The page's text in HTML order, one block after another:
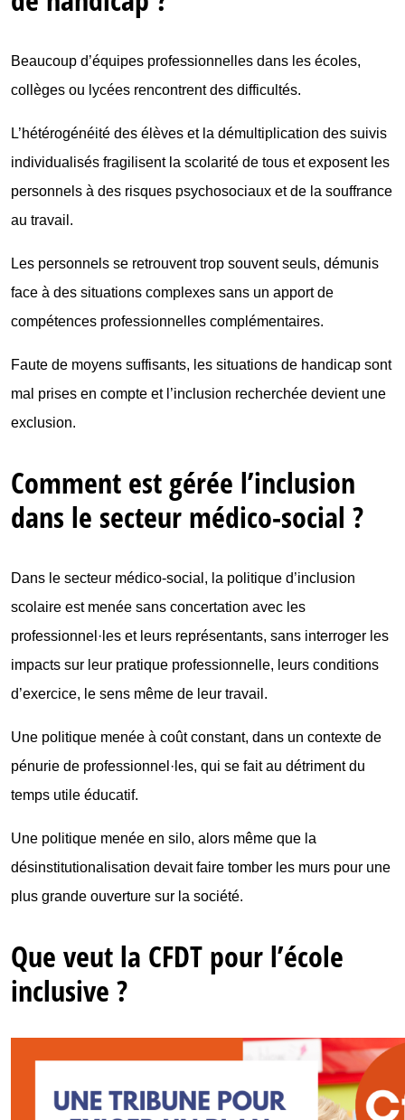
Beaucoup d’équipes professionnelles dans les écoles,
collèges ou lycées rencontrent des difficultés.
L’hétérogénéité des élèves et la démultiplication des suivis
individualisés fragilisent la scolarité de tous et exposent les
personnels à des risques psychosociaux et de la souffrance
au travail.
Les personnels se retrouvent trop souvent seuls, démunis
face à des situations complexes sans un apport de
compétences professionnelles complémentaires.
Faute de moyens suffisants, les situations de handicap sont
mal prises en compte et l’inclusion recherchée devient une
exclusion.
Comment est gérée l’inclusion
dans le secteur médico-social ?
Dans le secteur médico-social, la politique d’inclusion
scolaire est menée sans concertation avec les
professionnel·les et leurs représentants, sans interroger les
impacts sur leur pratique professionnelle, leurs conditions
d’exercice, le sens même de leur travail.
Une politique menée à coût constant, dans un contexte de
pénurie de professionnel·les, qui se fait au détriment du
temps utile éducatif.
Une politique menée en silo, alors même que la
désinstitutionalisation devait faire tomber les murs pour une
plus grande ouverture sur la société.
Que veut la CFDT pour l’école
inclusive ?